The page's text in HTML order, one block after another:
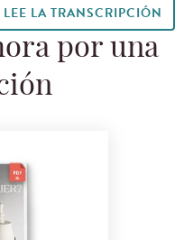
LEE LA TRANSCRIPCIÓN
por una